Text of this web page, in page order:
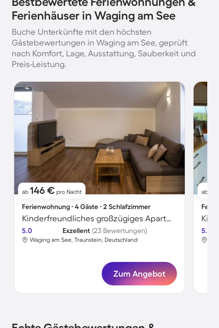
Ferienhäuser in Waging am See
Buche Unterkünfte mit den höchsten
Gästebewertungen in Waging am See, geprüft
nach Komfort, Lage, Ausstattung, Sauberkeit und
Preis-Leistung.
ab 146 € pro Nacht
Ferienwohnung ∙ 4 Gäste ∙ 2 Schlafzimmer
Kinderfreundliches großzügiges Apartment mit Terrasse und Garten | Gartenblick
5.0 Exzellent (23 Bewertungen)
Waging am See, Traunstein, Deutschland
Zum Angebot
ab
5.0